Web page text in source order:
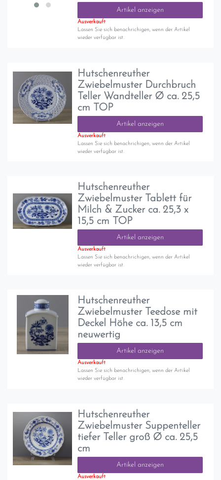
Artikel anzeigen
Ausverkauft
Lassen Sie sich benachrichigen, wenn der Artikel
wieder verfügbar ist.
Hutschenreuther
Zwiebelmuster Durchbruch
Teller Wandteller Ø ca. 25,5
cm TOP
Artikel anzeigen
Ausverkauft
Lassen Sie sich benachrichigen, wenn der Artikel
wieder verfügbar ist.
Hutschenreuther
Zwiebelmuster Tablett für
Milch & Zucker ca. 25,3 x
15,5 cm TOP
Artikel anzeigen
Ausverkauft
Lassen Sie sich benachrichigen, wenn der Artikel
wieder verfügbar ist.
Hutschenreuther
Zwiebelmuster Teedose mit
Deckel Höhe ca. 13,5 cm
neuwertig
Artikel anzeigen
Ausverkauft
Lassen Sie sich benachrichigen, wenn der Artikel
wieder verfügbar ist.
Hutschenreuther
Zwiebelmuster Suppenteller
tiefer Teller groß Ø ca. 25,5
cm
Artikel anzeigen
Ausverkauft